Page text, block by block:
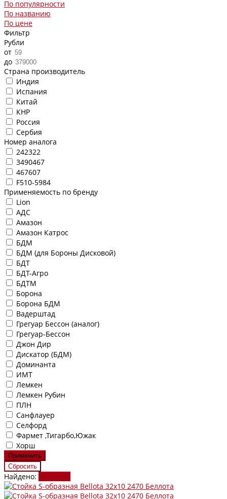
По популярности
По названию
По цене
Фильтр
Рубли
от
до
Страна производитель
Индия
Испания
Китай
КНР
Россия
Сербия
Номер аналога
242322
3490467
467607
F510-5984
Применяемость по бренду
Lion
АДС
Амазон
Амазон Катрос
БДМ
БДМ (для Бороны Дисковой)
БДТ
БДТ-Агро
БДТМ
Борона
Борона БДМ
Вадерштад
Грегуар Бессон (аналог)
Грегуар-Бессон
Джон Дир
Дискатор (БДМ)
Доминанта
ИМТ
Лемкен
Лемкен Рубин
ПЛН
Санфлауер
Селфорд
Фармет ,Тигарбо,Южак
Хорш
Найдено: